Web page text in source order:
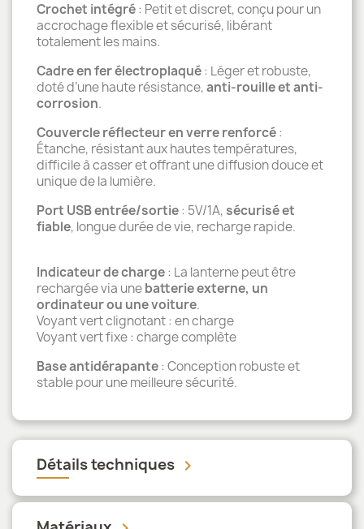
Crochet intégré: Petit et discret, conçu pour un
accrochage flexible et sécurisé, libérant
totalement les mains.
Cadre en fer électroplaqué: Léger et robuste,
doté d’une haute résistance,anti-rouille et anti-
corrosion.
Couvercle réflecteur en verre renforcé:
Étanche, résistant aux hautes températures,
difficile à casser et offrant une diffusion douce et
unique de la lumière.
Port USB entrée/sortie: 5V/1A,sécurisé et
fiable, longue durée de vie, recharge rapide.
Indicateur de charge: La lanterne peut être
rechargée via unebatterie externe, un
ordinateur ou une voiture.
Voyant vert clignotant : en charge
Voyant vert fixe : charge complète
Base antidérapante: Conception robuste et
stable pour une meilleure sécurité.
Détails techniques keyboard_arrow_down